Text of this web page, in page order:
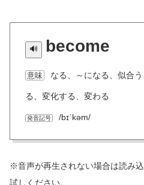
become
意味 なる、～になる、似合
る、変化する、変わる
発音記号 /bɪˈkəm/
※音声が再生されない場合は読み
試しください。